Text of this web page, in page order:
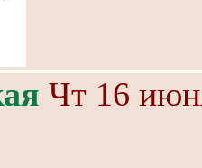
Чт 16